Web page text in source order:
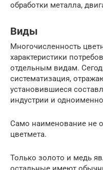
обработки металла,
Виды
Многочисленность
характеристики
отдельным видам.
систематизация,
установившиеся
индустрии и
Само наименование не
цветмета.
Только золото и медь